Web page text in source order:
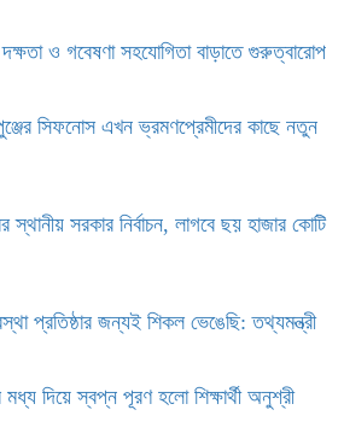
দক্ষতা ও গবেষণা সহযোগিতা বাড়াতে গুরুত্বারোপ
সিফনোস এখন ভ্রমণপ্রেমীদের কাছে নতুন
সরকার নির্বাচন, লাগবে ছয় হাজার কোটি
প্রতিষ্ঠার জন্যই শিকল ভেঙেছি: তথ্যমন্ত্রী
মধ্য দিয়ে স্বপ্ন পূরণ হলো শিক্ষার্থী অনুশ্রী